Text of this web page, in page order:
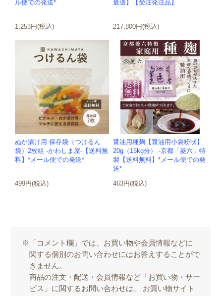
ル便での発送*
1,253円(税込)
最適】【受注発注品】
217,800円(税込)
ぬか漬け用 保存袋（つけるん
袋）2枚組 -かわしま屋-【送料無
料】*メール便での発送*
499円(税込)
醤油用種麹【醤油用小袋粉状】
20g（15kg分） -京都「菱六」特
製【送料無料】*メール便での発
送*
463円(税込)
※「コメント欄」では、お買い物や会員情報などに
関する個別のお問い合わせにはお答えすることがで
きません。
商品の注文・配送・会員情報など「お買い物・サー
ビス」に関するお問い合わせは、 お買い物サイト